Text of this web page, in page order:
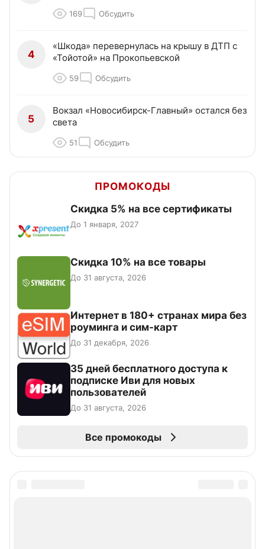
169 Обсудить
4
«Шкода» перевернулась на крышу в ДТП с
«Тойотой» на Прокопьевской
59 Обсудить
5
Вокзал «Новосибирск-Главный» остался без
света
51 Обсудить
ПРОМОКОДЫ
Скидка 5% на все сертификаты
До 1 января, 2027
Скидка 10% на все товары
До 31 августа, 2026
Интернет в 180+ странах мира без
роуминга и сим-карт
До 31 декабря, 2026
35 дней бесплатного доступа к
подписке Иви для новых
пользователей
До 31 августа, 2026
Все промокоды